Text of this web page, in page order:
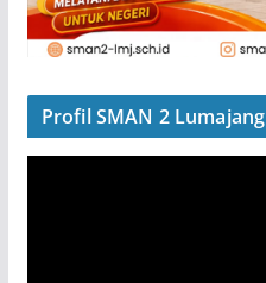
Profil SMAN 2 Lumajang